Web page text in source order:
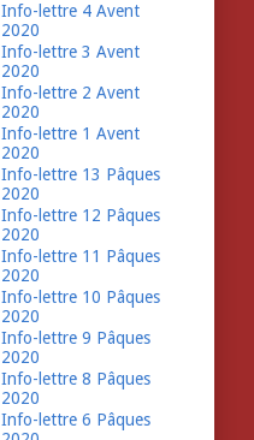
Info-lettre 4 Avent
2020
Info-lettre 3 Avent
2020
Info-lettre 2 Avent
2020
Info-lettre 1 Avent
2020
Info-lettre 13 Pâques
2020
Info-lettre 12 Pâques
2020
Info-lettre 11 Pâques
2020
Info-lettre 10 Pâques
2020
Info-lettre 9 Pâques
2020
Info-lettre 8 Pâques
2020
Info-lettre 6 Pâques